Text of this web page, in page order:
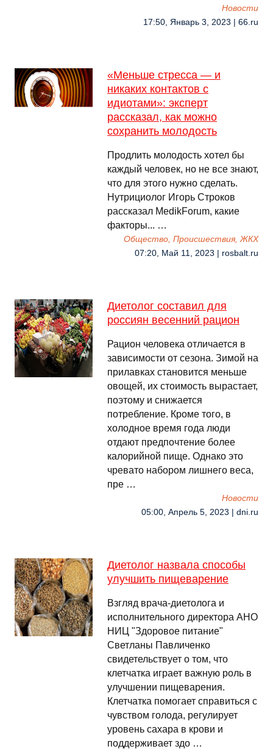
Новости
17:50, Январь 3, 2023 | 66.ru
«Меньше стресса — и
никаких контактов с
идиотами»: эксперт
рассказал, как можно
сохранить молодость
Продлить молодость хотел бы
каждый человек, но не все знают,
что для этого нужно сделать.
Нутрициолог Игорь Строков
рассказал MedikForum, какие
факторы... …
Общество, Происшествия, ЖКХ
07:20, Май 11, 2023 | rosbalt.ru
Диетолог составил для
россиян весенний рацион
Рацион человека отличается в
зависимости от сезона. Зимой на
прилавках становится меньше
овощей, их стоимость вырастает,
поэтому и снижается
потребление. Кроме того, в
холодное время года люди
отдают предпочтение более
калорийной пище. Однако это
чревато набором лишнего веса,
пре …
Новости
05:00, Апрель 5, 2023 | dni.ru
Диетолог назвала способы
улучшить пищеварение
Взгляд врача-диетолога и
исполнительного директора АНО
НИЦ "Здоровое питание"
Светланы Павличенко
свидетельствует о том, что
клетчатка играет важную роль в
улучшении пищеварения.
Клетчатка помогает справиться с
чувством голода, регулирует
уровень сахара в крови и
поддерживает здо …